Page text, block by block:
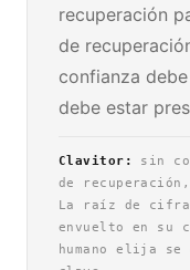
recuperación
de
confianza
debe estar
Clavitor:
sin
de
La raíz de
envuelto en su
humano elija